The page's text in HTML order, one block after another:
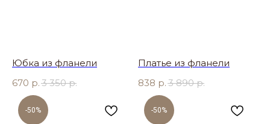
Юбка из фланели
670 р. 3 350 р.
Платье из фланели
838 р. 3 890 р.
-50% -50%